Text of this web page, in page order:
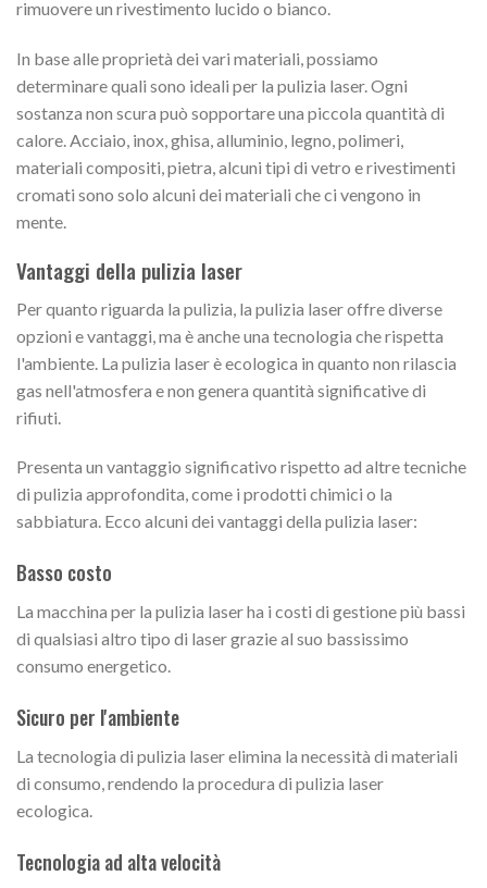
rimuovere un rivestimento lucido o bianco.
In base alle proprietà dei vari materiali, possiamo
determinare quali sono ideali per la pulizia laser. Ogni
sostanza non scura può sopportare una piccola quantità di
calore. Acciaio, inox, ghisa, alluminio, legno, polimeri,
materiali compositi, pietra, alcuni tipi di vetro e rivestimenti
cromati sono solo alcuni dei materiali che ci vengono in
mente.
Vantaggi della pulizia laser
Per quanto riguarda la pulizia, la pulizia laser offre diverse
opzioni e vantaggi, ma è anche una tecnologia che rispetta
l'ambiente. La pulizia laser è ecologica in quanto non rilascia
gas nell'atmosfera e non genera quantità significative di
rifiuti.
Presenta un vantaggio significativo rispetto ad altre tecniche
di pulizia approfondita, come i prodotti chimici o la
sabbiatura. Ecco alcuni dei vantaggi della pulizia laser:
Basso costo
La macchina per la pulizia laser ha i costi di gestione più bassi
di qualsiasi altro tipo di laser grazie al suo bassissimo
consumo energetico.
Sicuro per l'ambiente
La tecnologia di pulizia laser elimina la necessità di materiali
di consumo, rendendo la procedura di pulizia laser
ecologica.
Tecnologia ad alta velocità